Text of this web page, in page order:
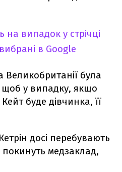
на випадок у стрічці
в Google
була
щоб у випадку, якщо
буде дівчинка, її
досі перебувають
покинуть медзаклад,